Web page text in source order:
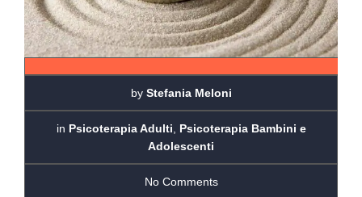
by Stefania Meloni
in Psicoterapia Adulti
Psicoterapia Bambini e
Adolescenti
No Comments